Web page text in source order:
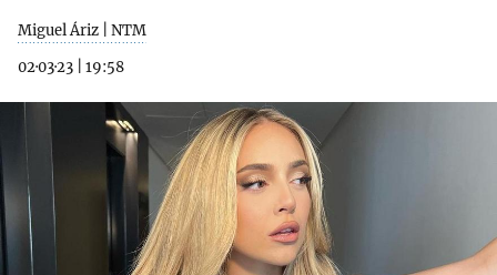
Miguel Áriz | NTM
02·03·23
19:58